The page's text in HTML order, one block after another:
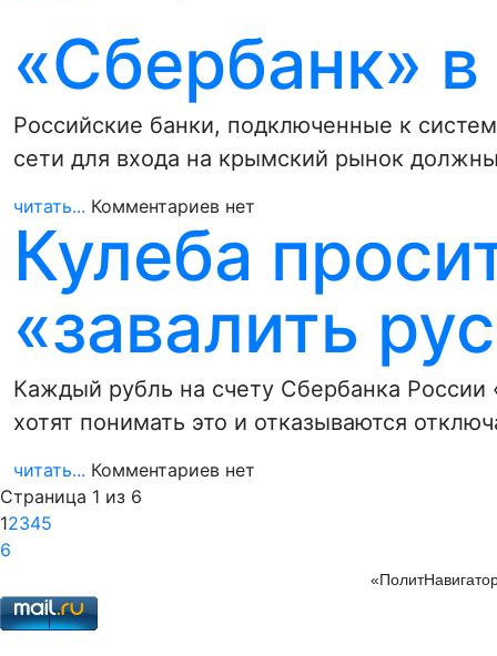
«Сбербанк»
Российские банки, подключенные к
сети для входа на крымский рынок
читать... Комментариев нет
Кулеба
«завалить
Каждый рубль на счету Сбербанка
хотят понимать это и отказываются
читать... Комментариев нет
Страница 1 из 6
12345
6